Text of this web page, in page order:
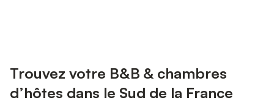
Trouvez votre B&B & chambres
d’hôtes dans le Sud de la France